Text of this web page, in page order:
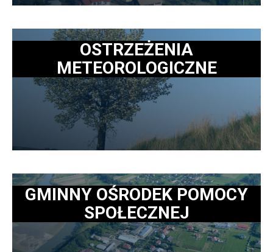
OSTRZEŻENIA
METEOROLOGICZNE
GMINNY OŚRODEK POMOCY
SPOŁECZNEJ